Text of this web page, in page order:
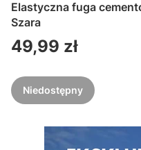
Elastyczna fuga
Szara
Cena
49,99 zł
Niedostępny